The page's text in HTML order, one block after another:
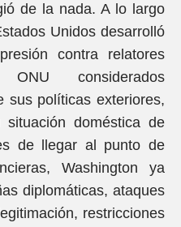
de la nada. A lo largo
Unidos desarrolló
contra relatores
considerados
sus políticas exteriores,
doméstica de
de llegar al punto de
Washington ya
diplomáticas, ataques
restricciones